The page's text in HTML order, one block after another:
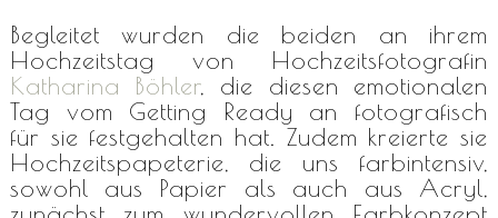
Begleitet wurden die beiden an ihrem
Hochzeitstag von Hochzeitsfotografin
Katharina Böhler, die diesen emotionalen
Tag vom Getting Ready an fotografisch
für sie festgehalten hat. Zudem kreierte sie
Hochzeitspapeterie, die uns farbintensiv,
sowohl aus Papier als auch aus Acryl,